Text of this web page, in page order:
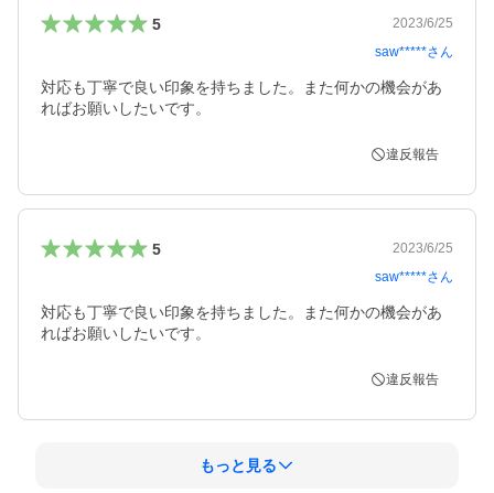
5
2023/6/25
saw*****さん
対応も丁寧で良い印象を持ちました。また何かの機会があ
ればお願いしたいです。
違反報告
5
2023/6/25
saw*****さん
対応も丁寧で良い印象を持ちました。また何かの機会があ
ればお願いしたいです。
違反報告
もっと見る